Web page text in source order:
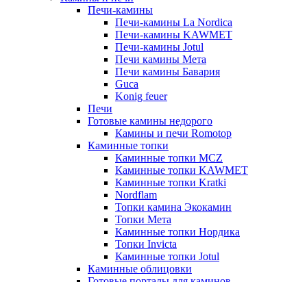
Печи-камины
Печи-камины La Nordica
Печи-камины KAWMET
Печи-камины Jotul
Печи камины Мета
Печи камины Бавария
Guca
Konig feuer
Печи
Готовые камины недорого
Камины и печи Romotop
Каминные топки
Каминные топки MCZ
Каминные топки KAWMET
Каминные топки Kratki
Nordflam
Топки камина Экокамин
Топки Мета
Каминные топки Нордика
Топки Invicta
Каминные топки Jotul
Каминные облицовки